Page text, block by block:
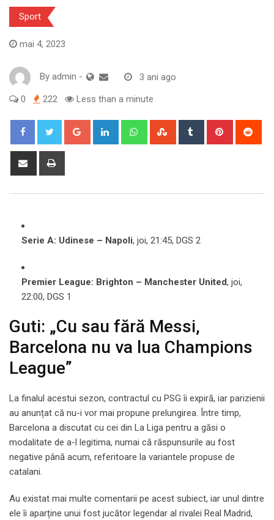
Sport
mai 4, 2023
By admin - 3 ani ago
0 222 Less than a minute
Google+ LinkedIn WhatsappStumbleUpon
Tumblr Pinterest
Share
Serie A: Udinese – Napoli, joi, 21:45, DGS 2
Premier League: Brighton – Manchester United, joi,
22:00, DGS 1
Guti: „Cu sau fără Messi,
Barcelona nu va lua Champions
League”
La finalul acestui sezon, contractul cu PSG îi expiră, iar parizienii
au anunțat că nu-i vor mai propune prelungirea. Între timp,
Barcelona a discutat cu cei din La Liga pentru a găsi o
modalitate de a-l legitima, numai că răspunsurile au fost
negative până acum, referitoare la variantele propuse de
catalani.
Au existat mai multe comentarii pe acest subiect, iar unul dintre
ele îi aparține unui fost jucător legendar al rivalei Real Madrid,